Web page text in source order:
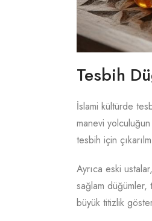
Tesbih
İslami kültürde
manevi
tesbih için
Ayrıca eski
sağlam düğümler,
büyük titizlik